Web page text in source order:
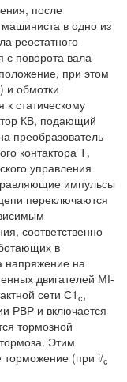
после
машиниста в одно из
реостатного
с поворота вала
при этом
и обмотки
к статическому
КВ, подающий
преобразователь
контактора Т,
управления
импульсы
переключаются
соответственно
в
напряжение на
двигателей МІ-
сети С1 с,
РВР и включается
тормозной
Этим
торможение (при і/с